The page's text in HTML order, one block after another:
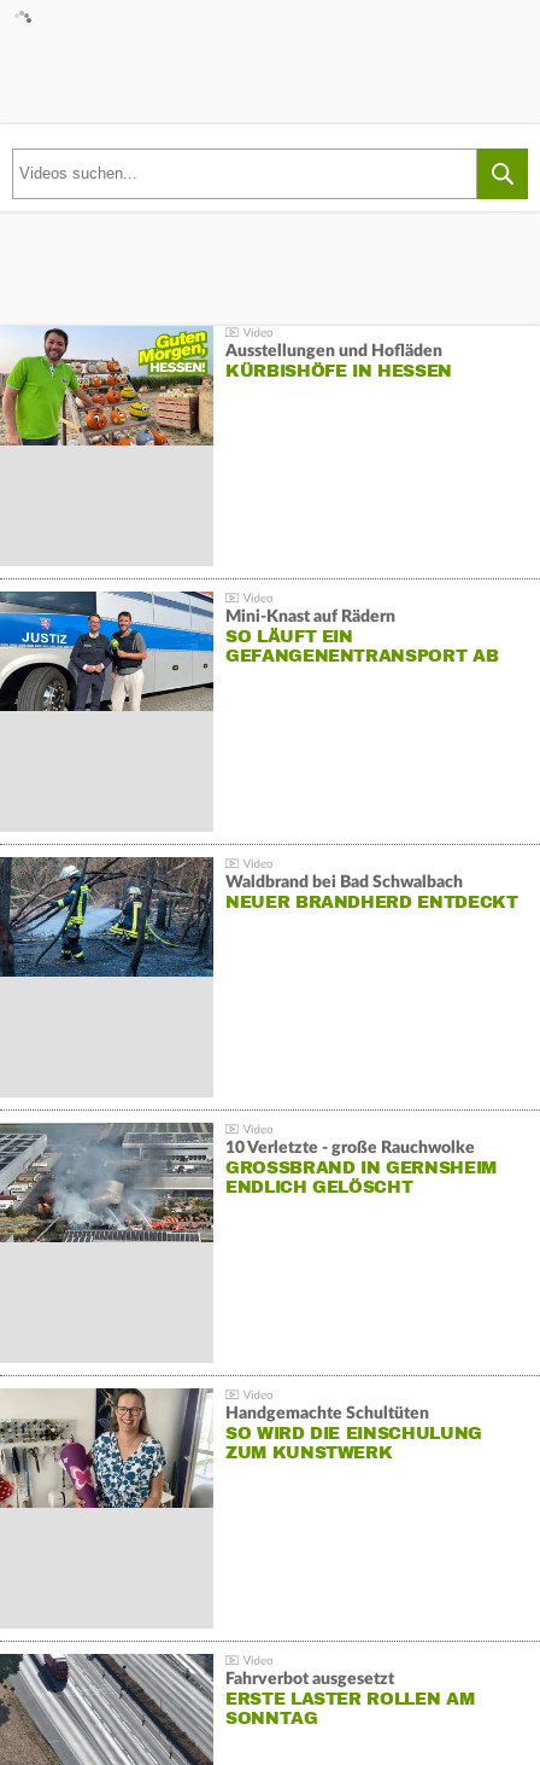
Ausstellungen und Hofläden
KÜRBISHÖFE IN HESSEN
Mini-Knast auf Rädern
SO LÄUFT EIN
GEFANGENENTRANSPORT AB
Waldbrand bei Bad Schwalbach
NEUER BRANDHERD ENTDECKT
10 Verletzte - große Rauchwolke
GROSSBRAND IN GERNSHEIM E
NDLICH GELÖSCHT
Handgemachte Schultüten
SO WIRD DIE EINSCHULUNG
ZUM KUNSTWERK
Fahrverbot ausgesetzt
ERSTE LASTER ROLLEN AM
SONNTAG